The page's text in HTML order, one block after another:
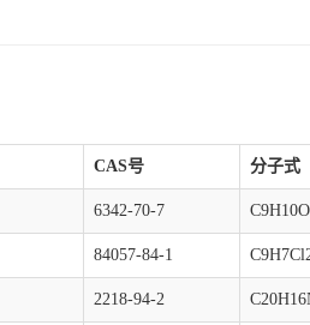
CAS号 分子式
6342-70-7
84057-84-1
2218-94-2